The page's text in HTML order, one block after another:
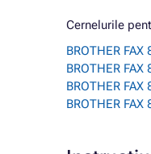
Cernelurile
BROTHER FAX
BROTHER FAX
BROTHER FAX
BROTHER FAX